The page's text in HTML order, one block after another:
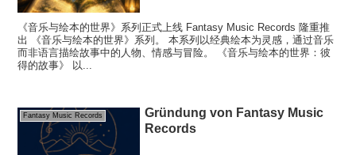
《音乐与绘本的世界》系列正式上线 Fantasy Music Records 隆重推
出 《音乐与绘本的世界》系列。 本系列以经典绘本为灵感，通过音乐
而非语言描绘故事中的人物、情感与冒险。 《音乐与绘本的世界：彼
得的故事》 以...
Fantasy Music Records
Gründung von Fantasy Music
Records